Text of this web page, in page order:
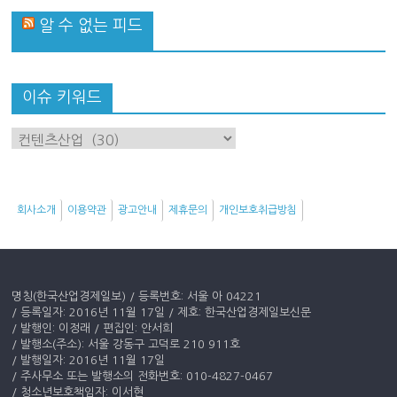
알 수 없는 피드
이슈 키워드
이
드
회사소개 이용약관 광고안내 제휴문의 개인보호취급방침
명칭(한국산업경제일보) / 등록번호: 서울 아 04221
/ 등록일자: 2016년 11월 17일 / 제호: 한국산업경제일보신문
/ 발행인: 이정래 / 편집인: 안서희
/ 발행소(주소): 서울 강동구 고덕로 210 911호
/ 발행일자: 2016년 11월 17일
/ 주사무소 또는 발행소의 전화번호: 010-4827-0467
/ 청소년보호책임자: 이서현